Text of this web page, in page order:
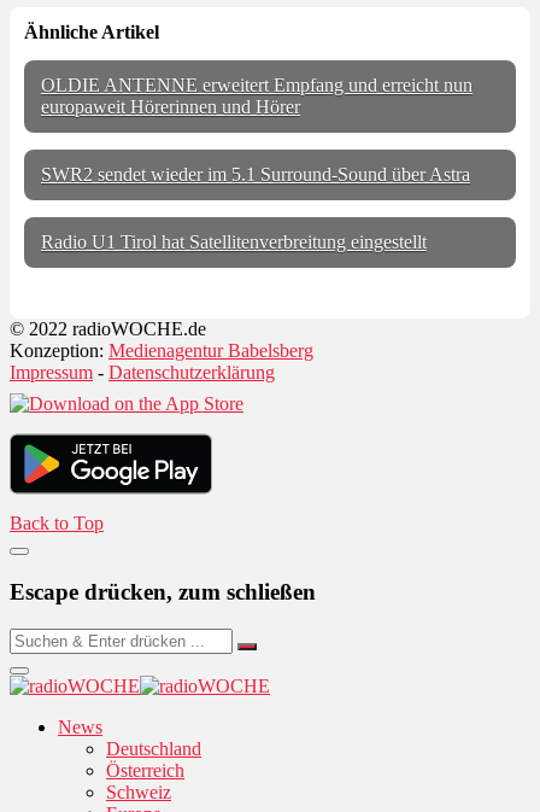
Ähnliche Artikel
OLDIE ANTENNE erweitert Empfang und erreicht nun
europaweit Hörerinnen und Hörer
SWR2 sendet wieder im 5.1 Surround-Sound über Astra
Radio U1 Tirol hat Satellitenverbreitung eingestellt
© 2022 radioWOCHE.de
Konzeption: Medienagentur Babelsberg
Impressum - Datenschutzerklärung
Back to Top
Escape drücken, zum schließen
News
Deutschland
Österreich
Schweiz